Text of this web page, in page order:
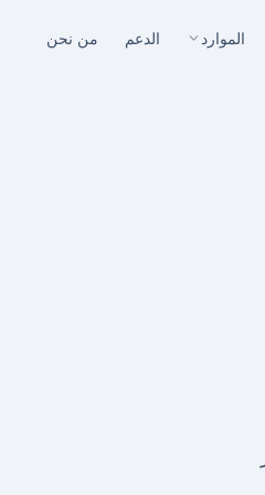
الموارد الدعم من نحن